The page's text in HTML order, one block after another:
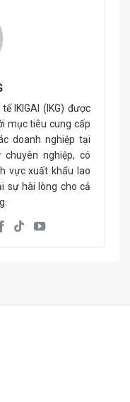
IKIGAI (IKG) được
mục tiêu cung cấp
doanh nghiệp tại
nghiệp, có
vực xuất khẩu lao
sự hài lòng cho cả